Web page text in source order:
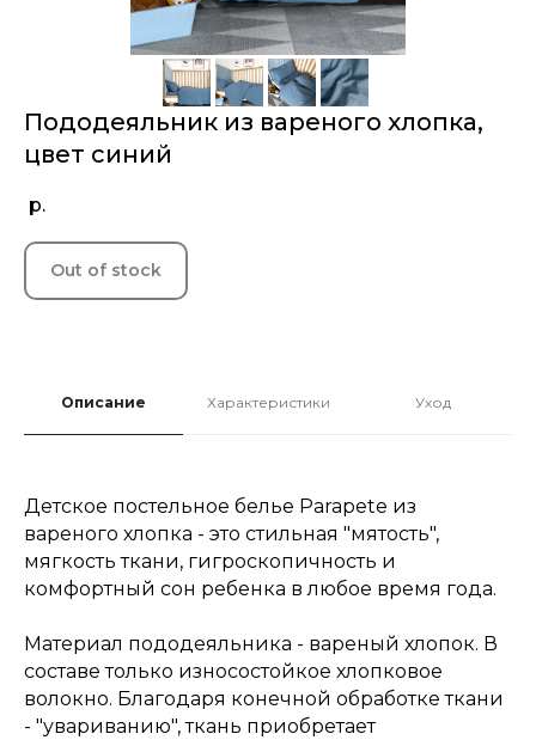
Пододеяльник из вареного хлопка,
цвет синий
р.
Out of stock
Описание Характеристики Уход
Детское постельное белье Parapete из
вареного хлопка - это стильная "мятость",
мягкость ткани, гигроскопичность и
комфортный сон ребенка в любое время года.
Материал пододеяльника - вареный хлопок. В
составе только износостойкое хлопковое
волокно. Благодаря конечной обработке ткани
- "увариванию", ткань приобретает